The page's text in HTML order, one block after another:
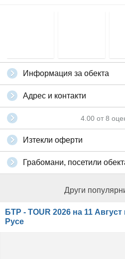
Информация за обекта
Адрес и контакти
4.00 от 8
Изтекли оферти
Грабомани, посетили
Други
БТР - TOUR 2026 на 11
Русе